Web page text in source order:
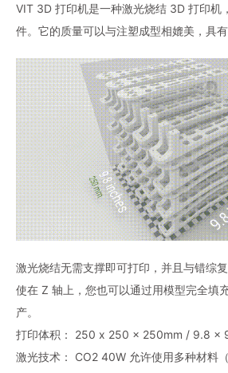
VIT 3D 打印机是一种激光烧结 3D 打印机
件。它的质量可以与注塑成型相媲美，具有
激光烧结无需支撑即可打印，并且与错综
使在 Z 轴上，您也可以通过用模型完全填
产。
打印体积： 250 x 250 x 250mm / 9.8 x
激光技术： CO2 40W 允许使用多种材料（